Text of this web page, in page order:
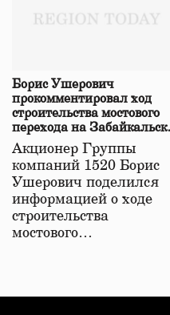
Борис Ушерович
прокомментировал ход
строительства мостового
перехода на
железной дороге
Акционер Группы
компаний 1520 Борис
Ушерович поделился
информацией о ходе
строительства
мостового…